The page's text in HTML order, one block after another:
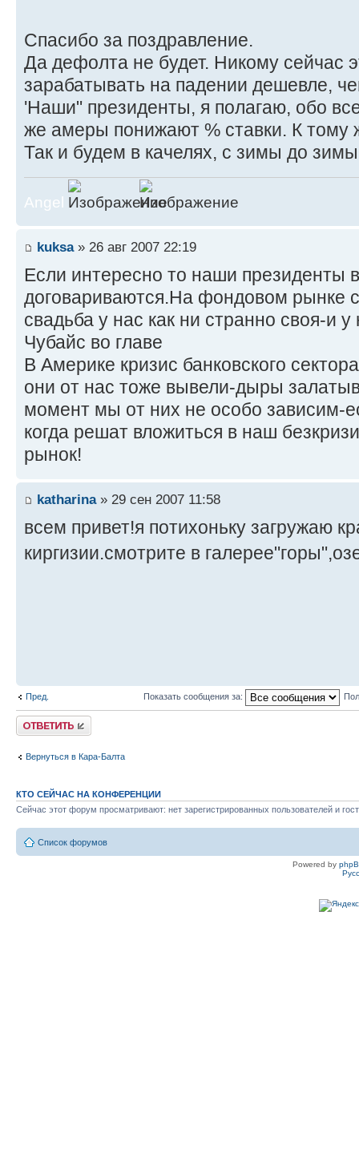
Спасибо за поздравление.
Да дефолта не будет. Никому сейчас
зарабатывать на падении дешевле,
'Наши" президенты, я полагаю, обо
же амеры понижают % ставки. К тому
Так и будем в качелях, с зимы до
Angel
kuksa» 26 авг 2007 22:19
Если интересно то наши президенты
договариваются.На фондовом рынке
свадьба у нас как ни странно своя-и
Чубайс во главе
В Америке кризис банковского
они от нас тоже вывели-дыры
момент мы от них не особо зависим-
когда решат вложиться в наш
рынок!
katharina» 29 сен 2007 11:58
всем привет!я потихоньку загружаю
киргизии.смотрите в
Пред. Показать сообщения за:
Ответить
Вернуться в Кара-Балта
КТО СЕЙЧАС НА КОНФЕРЕНЦИИ
Сейчас этот форум просматривают: нет зарегистрированных пользователей и
Список форумов
Powered by